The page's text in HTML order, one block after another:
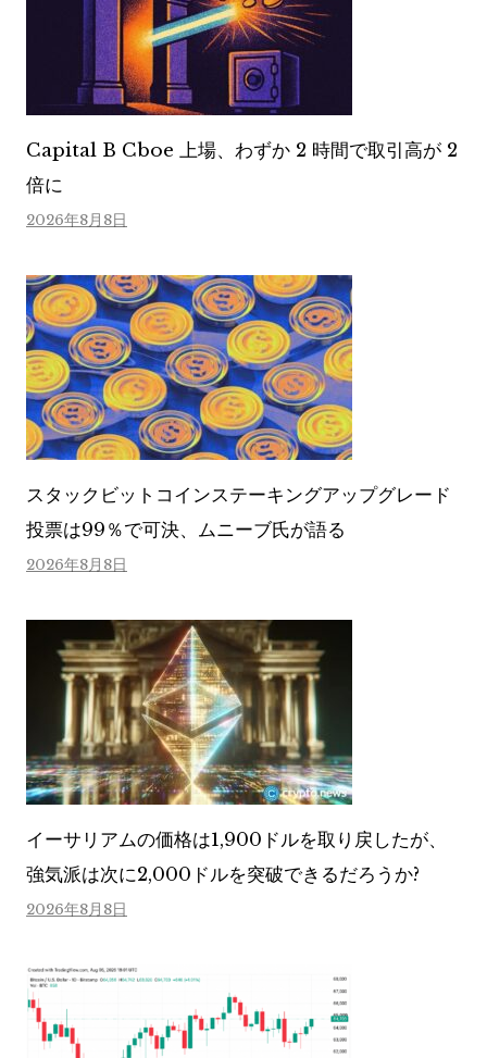
Capital B Cboe 上場、わずか 2 時間で取引高が 2
倍に
2026年8月8日
スタックビットコインステーキングアップグレード
投票は99％で可決、ムニーブ氏が語る
2026年8月8日
イーサリアムの価格は1,900ドルを取り戻したが、
強気派は次に2,000ドルを突破できるだろうか?
2026年8月8日